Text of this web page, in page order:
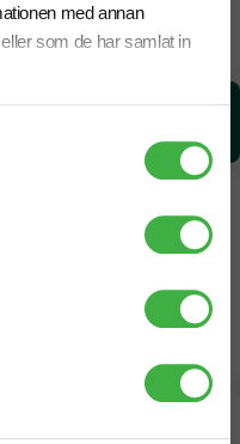
med annan
som de har samlat in
8 arbetsdagar
Kontakta oss.